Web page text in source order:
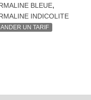
BLEUE,
INDICOLITE
UN TARIF